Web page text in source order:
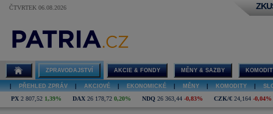
ČTVRTEK 06.08.2026
ZPRAVODAJSTVÍ AKCIE & FONDY MĚNY & SAZBY
PŘEHLED ZPRÁV AKCIOVÉ EKONOMICKÉ MĚNY KOMODITY
PX 2 807,52 1,39% DAX 26 178,72 0,20% NDQ 26 363,44 -0,83% CZK/€ 24,164 -0,04%